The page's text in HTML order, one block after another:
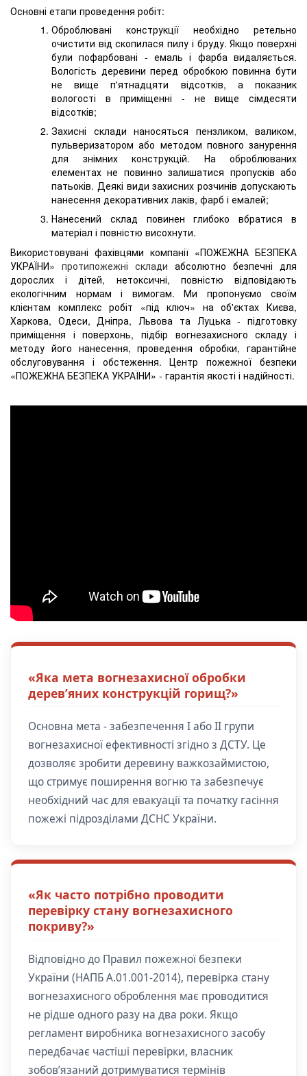
Основні етапи проведення робіт:
Оброблювані конструкції необхідно ретельно
очистити від скопилася пилу і бруду. Якщо поверхні
були пофарбовані - емаль і фарба видаляється.
Вологість деревини перед обробкою повинна бути
не вище п'ятнадцяти відсотків, а показник
вологості в приміщенні - не вище сімдесяти
відсотків;
Захисні склади наносяться пензликом, валиком,
пульверизатором або методом повного занурення
для знімних конструкцій. На оброблюваних
елементах не повинно залишатися пропусків або
патьоків. Деякі види захисних розчинів допускають
нанесення декоративних лаків, фарб і емалей;
Нанесений склад повинен глибоко вбратися в
матеріал і повністю висохнути.
Використовувані фахівцями компанії «ПОЖЕЖНА БЕЗПЕКА
УКРАЇНИ» протипожежні склади абсолютно безпечні для
дорослих і дітей, нетоксичні, повністю відповідають
екологічним нормам і вимогам. Ми пропонуємо своїм
клієнтам комплекс робіт «під ключ» на об'єктах Києва,
Харкова, Одеси, Дніпра, Львова та Луцька - підготовку
приміщення і поверхонь, підбір вогнезахисного складу і
методу його нанесення, проведення обробки, гарантійне
обслуговування і обстеження. Центр пожежної безпеки
«ПОЖЕЖНА БЕЗПЕКА УКРАЇНИ» - гарантія якості і надійності.
«Яка мета вогнезахисної обробки
дерев’яних конструкцій горищ?»
Основна мета - забезпечення I або II групи
вогнезахисної ефективності згідно з ДСТУ. Це
дозволяє зробити деревину важкозаймистою,
що стримує поширення вогню та забезпечує
необхідний час для евакуації та початку гасіння
пожежі підрозділами ДСНС України.
«Як часто потрібно проводити
перевірку стану вогнезахисного
покриву?»
Відповідно до Правил пожежної безпеки
України (НАПБ А.01.001-2014), перевірка стану
вогнезахисного оброблення має проводитися
не рідше одного разу на два роки. Якщо
регламент виробника вогнезахисного засобу
передбачає частіші перевірки, власник
зобов’язаний дотримуватися термінів